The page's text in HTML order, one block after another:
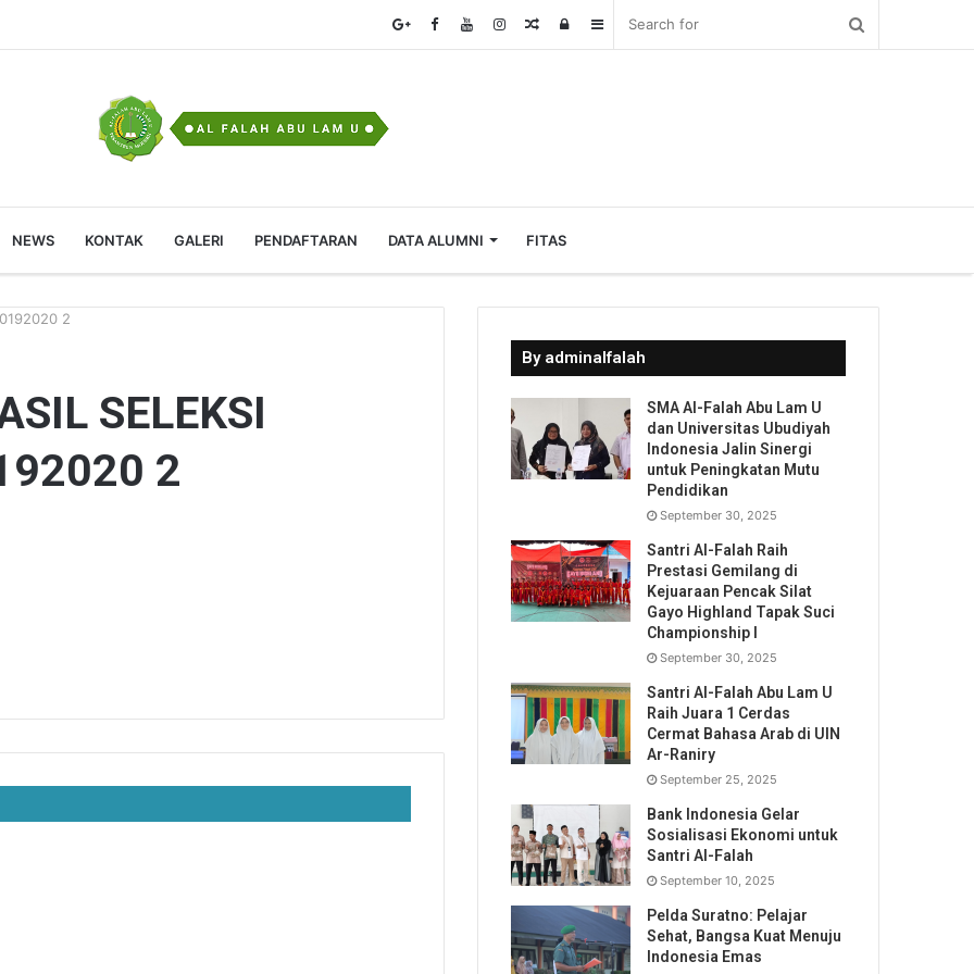
Sidebar
Log
Random
NEWS KONTAK GALERI PENDAFTARAN DATA ALUMNI FITAS
2
SELEKSI
2
By adminalfalah
SMA Al-Falah Abu Lam U
dan Universitas Ubudiyah
Indonesia Jalin Sinergi
untuk Peningkatan Mutu
Pendidikan
September 30, 2025
Santri Al-Falah Raih
Prestasi Gemilang di
Kejuaraan Pencak Silat
Gayo Highland Tapak Suci
Championship I
September 30, 2025
Santri Al-Falah Abu Lam U
Raih Juara 1 Cerdas
Cermat Bahasa Arab di UIN
Ar-Raniry
September 25, 2025
Bank Indonesia Gelar
Sosialisasi Ekonomi untuk
Santri Al-Falah
September 10, 2025
Pelda Suratno: Pelajar
Sehat, Bangsa Kuat Menuju
Indonesia Emas